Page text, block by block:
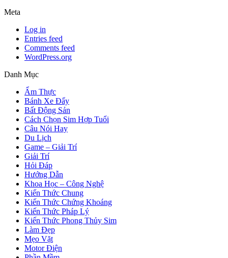
Meta
Log in
Entries feed
Comments feed
WordPress.org
Danh Mục
Ẩm Thực
Bánh Xe Đẩy
Bất Động Sản
Cách Chọn Sim Hợp Tuổi
Câu Nói Hay
Du Lịch
Game – Giải Trí
Giải Trí
Hỏi Đáp
Hướng Dẫn
Khoa Học – Công Nghệ
Kiến Thức Chung
Kiến Thức Chứng Khoáng
Kiến Thức Pháp Lý
Kiến Thức Phong Thủy Sim
Làm Đẹp
Mẹo Vặt
Motor Điện